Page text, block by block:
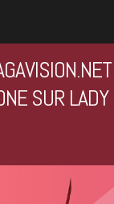
SUR LADY